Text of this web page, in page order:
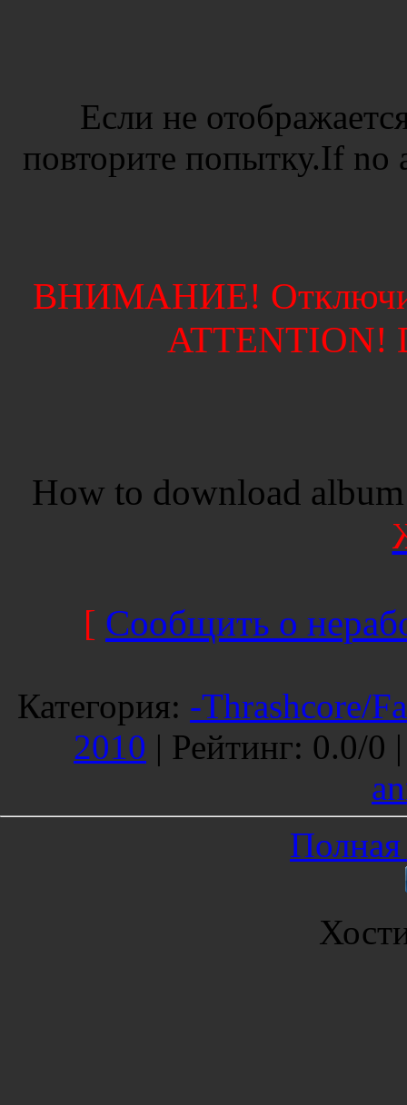
Если не
повторите попытку.If
ВНИМАНИЕ!
ATTENTION!
How to download
[ Сообщить о
Категория: -Thrashcore/
2010 | Рейтинг: 0.0/0
Полная